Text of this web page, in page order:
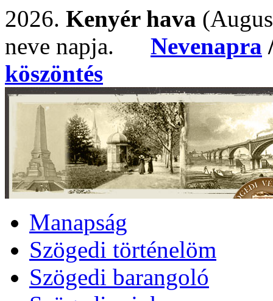
2026. Kenyér hava
neve napja. Nevenapra
köszöntés
Manapság
Szögedi történelöm
Szögedi barangoló